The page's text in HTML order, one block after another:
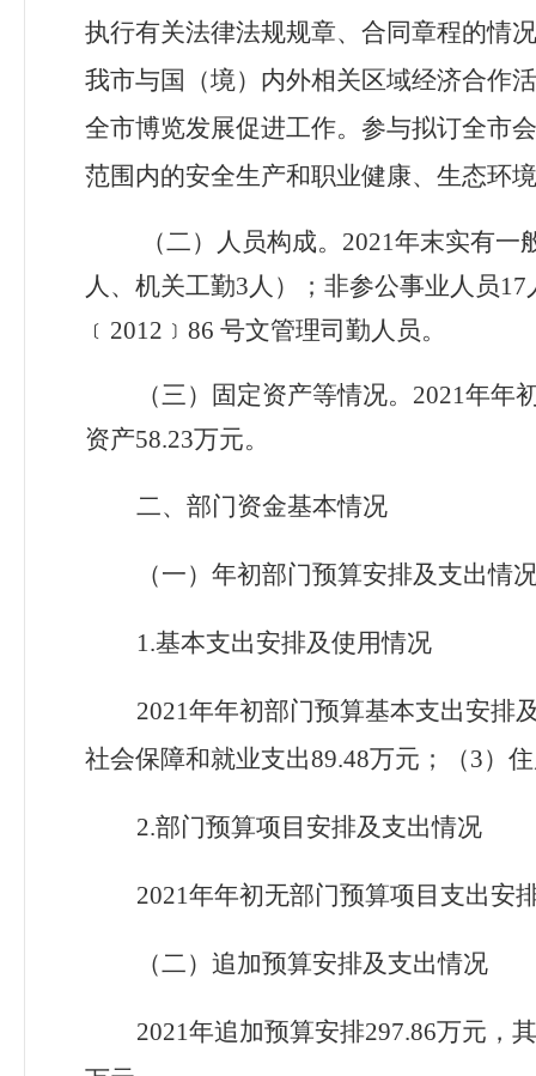
执行有关法律法规规章、合同章程的情
我市与国（境）内外相关区域经济合作
全市博览发展促进工作。参与拟订全市
范围内的安全生产和职业健康、生态环
（二）人员构成。 2021年末实有一
人、机关工勤3人）；非参公事业人员17
﹝ 2012 ﹞ 86 号文管理司勤人员。
（三）固定资产等情况。 2021年年
资产58.23万元。
二、部门资金基本情况
（一）年初部门预算安排及支出情
1.基本支出安排及使用情况
2021年年初部门预算基本支出安排
社会保障和就业支出89.48万元；（3）
2.部门预算项目安排及支出情况
2021年年初无部门预算项目支出安
（二）追加预算安排及支出情况
2021年追加预算安排297.86万元，